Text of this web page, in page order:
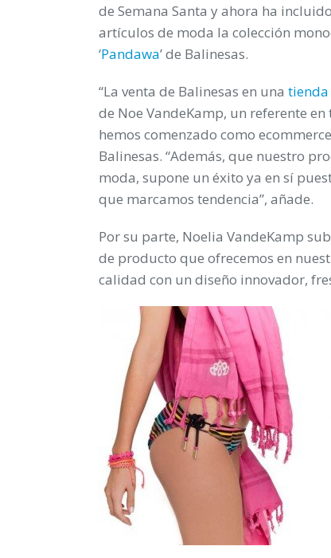
de Semana Santa y ahora ha
artículos de moda la colección
‘Pandawa’ de Balinesas.
“La venta de Balinesas en una
de Noe VandeKamp, un referente
hemos comenzado como
Balinesas. “Además, que nuestro
moda, supone un éxito ya en sí
que marcamos tendencia”, añade.
Por su parte, Noelia VandeKamp
de producto que ofrecemos en
calidad con un diseño innovador,